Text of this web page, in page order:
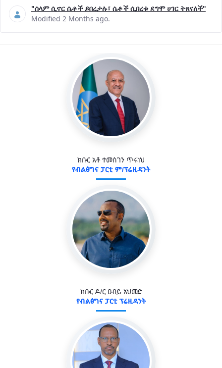
"ሰላም ሲኖር ሴቶች ይበረታሉ፣ ሴቶች ሲበረቱ ደግሞ ሀገር ትጸናለች"-
Modified 2 Months ago.
ክቡር አቶ ተመስገን ጥሩነህ
የብልፅግና ፓርቲ ም/ፕሬዚዳንት
ክቡር ዶ/ር ዐብይ አህመድ
የብልፅግና ፓርቲ ፕሬዚዳንት